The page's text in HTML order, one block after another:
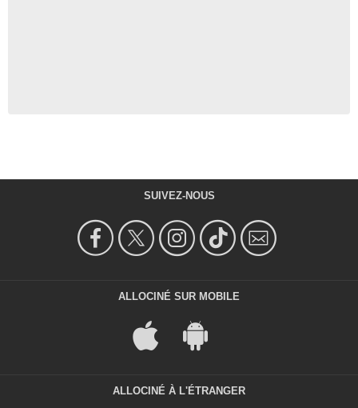
SUIVEZ-NOUS
ALLOCINÉ SUR MOBILE
ALLOCINÉ À L'ÉTRANGER